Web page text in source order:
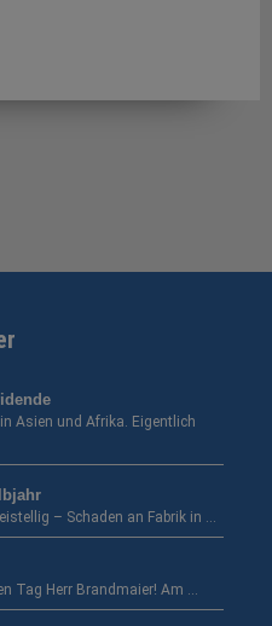
Asien und Afrika. Eigentlich
– Schaden an Fabrik in …
Tag Herr Brandmaier! Am …